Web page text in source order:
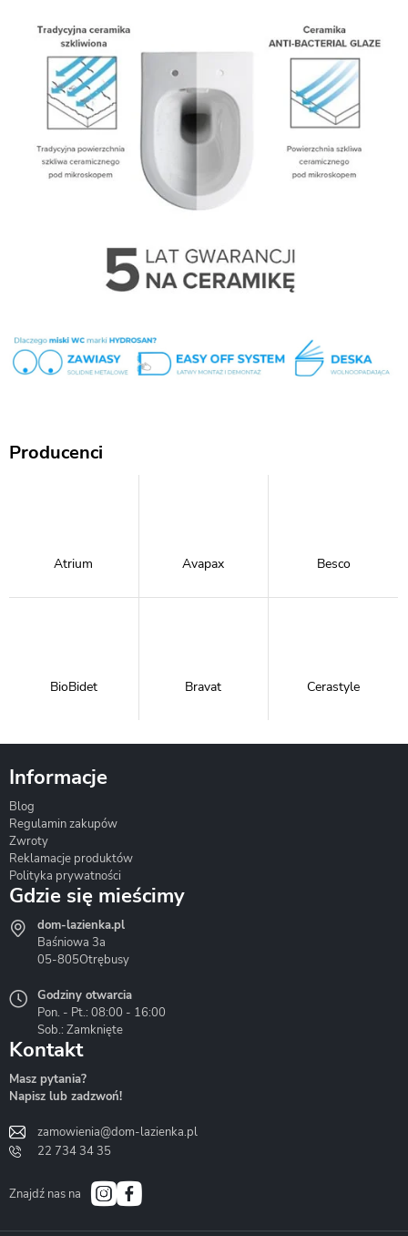
Producenci
Atrium Avapax Besco
BioBidet Bravat Cerastyle
Hydrostop
Liveno
Bath&Spa
Informacje
Blog
Regulamin zakupów
Zwroty
Reklamacje produktów
Polityka prywatności
Gdzie się mieścimy
dom-lazienka.pl
Baśniowa 3a
05-805Otrębusy
Godziny otwarcia
Pon. - Pt.: 08:00 - 16:00
Sob.: Zamknięte
Kontakt
Masz pytania?
Napisz lub zadzwoń!
zamowienia@dom-lazienka.pl
22 734 34 35
Znajdź nas na